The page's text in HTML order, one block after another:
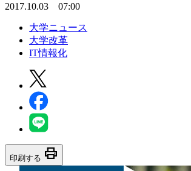
2017.10.03 07:00
大学ニュース
大学改革
IT情報化
印刷する print